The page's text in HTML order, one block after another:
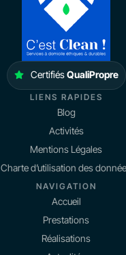
CertifiésQualiPropre
LIENS RAPIDES
Blog
Activités
Mentions Légales
Charte d’utilisation des
NAVIGATION
Accueil
Prestations
Réalisations